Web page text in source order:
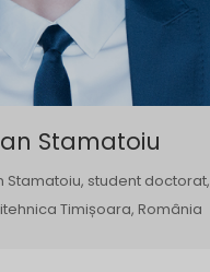
Stamatoiu
Stamatoiu, student doctorat,
Timișoara, România